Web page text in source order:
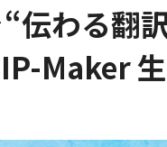
伝わる翻
Maker